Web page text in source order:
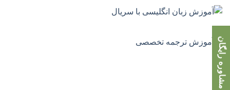
مشاوره رایگان